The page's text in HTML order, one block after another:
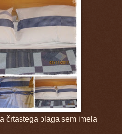
črtastega blaga sem imela